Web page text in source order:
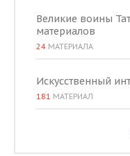
Великие воины
материалов
24 МАТЕРИАЛА
Искусственный
181 МАТЕРИАЛ